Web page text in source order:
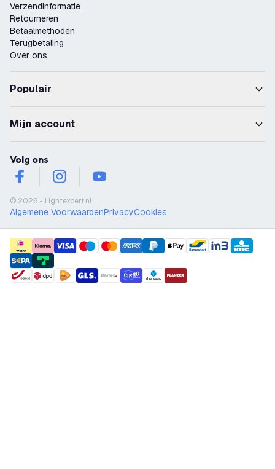
Verzendinformatie
Retourneren
Betaalmethoden
Terugbetaling
Over ons
Populair
Mijn account
Volg ons
facebookinstagramyoutube
© 2026 - Lightexpert.nl
Algemene VoorwaardenPrivacyCookies
payment methods
shipment methods